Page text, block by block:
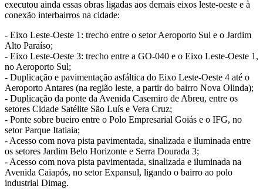
executou ainda essas obras ligadas aos demais eixos leste-oeste e à
conexão interbairros na cidade:
- Eixo Leste-Oeste 1: trecho entre o setor Aeroporto Sul e o Jardim
Alto Paraíso;
- Eixo Leste-Oeste 3: trecho entre a GO-040 e o Eixo Leste-Oeste 1,
no Aeroporto Sul;
- Duplicação e pavimentação asfáltica do Eixo Leste-Oeste 4 até o
Aeroporto Antares (na região leste, a partir do bairro Nova Olinda);
- Duplicação da ponte da Avenida Casemiro de Abreu, entre os
setores Cidade Satélite São Luís e Vera Cruz;
- Ponte sobre bueiro entre o Polo Empresarial Goiás e o IFG, no
setor Parque Itatiaia;
- Acesso com nova pista pavimentada, sinalizada e iluminada entre
os setores Jardim Belo Horizonte e Serra Dourada 3;
- Acesso com nova pista pavimentada, sinalizada e iluminada na
Avenida Caiapós, no setor Expansul, ligando o bairro ao polo
industrial Dimag.